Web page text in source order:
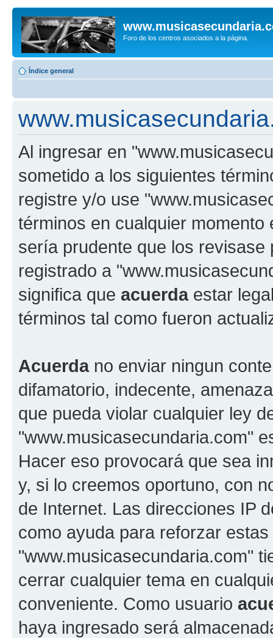
Foro de los centros asociados a la página.
Índice general
Al ingresar en
sometido a los siguientes
registre y/o use
términos en cualquier
sería prudente que los
registrado a
significa que acuerdaestar
términos tal como fueron
Acuerdano enviar ningun
difamatorio, indecente,
que pueda violar cualquier ley
"www.musicasecundaria.com"
Hacer eso provocará que sea
y, si lo creemos oportuno, con
de Internet. Las direcciones IP
como ayuda para reforzar
"www.musicasecundaria.com"
cerrar cualquier tema en
conveniente. Como usuario
haya ingresado será